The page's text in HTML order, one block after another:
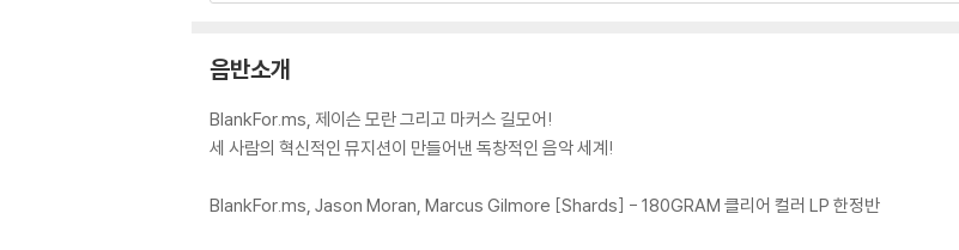
음반소개
BlankFor.ms, 제이슨 모란 그리고 마커스 길모어!
세 사람의 혁신적인 뮤지션이 만들어낸 독창적인 음악 세계!
BlankFor.ms, Jason Moran, Marcus Gilmore [Shards] - 180GRAM 클리어 컬러 LP 한정반